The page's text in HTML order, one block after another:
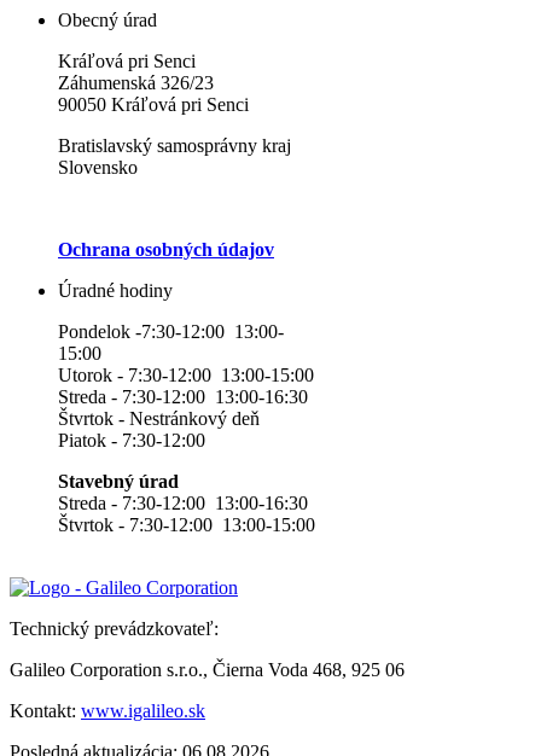
Obecný úrad
Kráľová pri Senci
Záhumenská 326/23
90050 Kráľová pri Senci
Bratislavský samosprávny kraj
Slovensko
Ochrana osobných údajov
Úradné hodiny
Pondelok -7:30-12:00 13:00-
15:00
Utorok - 7:30-12:00 13:00-15:00
Streda - 7:30-12:00 13:00-16:30
Štvrtok - Nestránkový deň
Piatok - 7:30-12:00
Stavebný úrad
Streda - 7:30-12:00 13:00-16:30
Štvrtok - 7:30-12:00 13:00-15:00
Technický prevádzkovateľ:
Galileo Corporation s.r.o., Čierna Voda 468, 925 06
Kontakt: www.igalileo.sk